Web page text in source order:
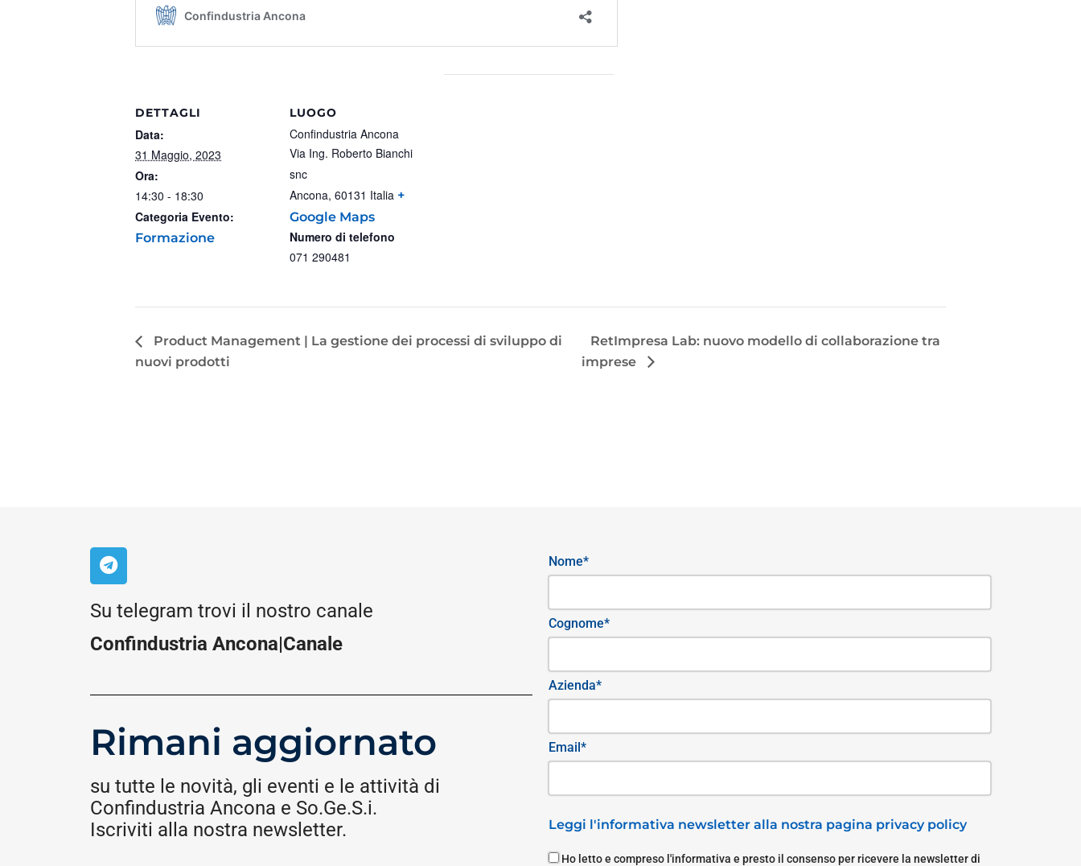
DETTAGLI
Data:
31 Maggio, 2023
Ora:
14:30 - 18:30
Categoria Evento:
Formazione
LUOGO
Confindustria Ancona
Via Ing. Roberto Bianchi
snc
Ancona, 60131 Italia +
Google Maps
Numero di telefono
071 290481
Product Management | La gestione dei processi di sviluppo di
nuovi prodotti
RetImpresa Lab: nuovo modello di collaborazione tra
imprese
Su telegram trovi il nostro canale
Confindustria Ancona|Canale
Rimani aggiornato
su tutte le novità, gli eventi e le attività di
Confindustria Ancona e So.Ge.S.i.
Iscriviti alla nostra newsletter.
Nome*
Cognome*
Azienda*
Email*
Leggi l'informativa newsletter alla nostra pagina privacy policy
Ho letto e compreso l'informativa e presto il consenso per ricevere la newsletter di